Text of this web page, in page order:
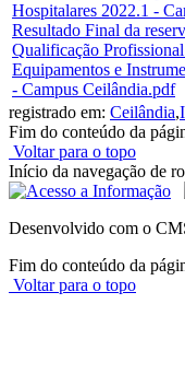
Resultado Final da
Qualificação
Equipamentos e
- Campus Ceilândia.pdf
registrado em: Ceilândia,
Fim do conteúdo da
Voltar para o topo
Início da navegação de
Desenvolvido com o
Fim do conteúdo da
Voltar para o topo